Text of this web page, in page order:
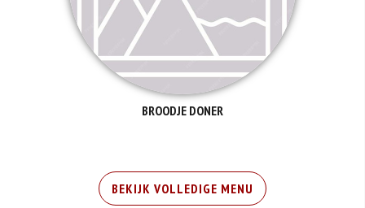
BROODJE DONER
BEKIJK VOLLEDIGE MENU